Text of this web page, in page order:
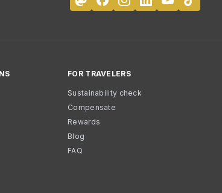
FOR TRAVELERS
Sustainability check
Compensate
Rewards
Blog
FAQ